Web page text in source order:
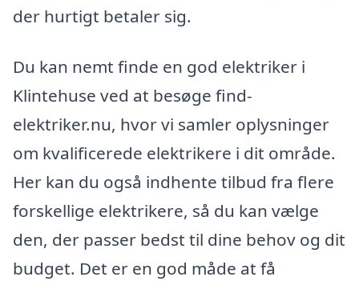
der hurtigt betaler sig.
Du kan nemt finde en god elektriker i
Klintehuse ved at besøge find-
elektriker.nu, hvor vi samler oplysninger
om kvalificerede elektrikere i dit område.
Her kan du også indhente tilbud fra flere
forskellige elektrikere, så du kan vælge
den, der passer bedst til dine behov og dit
budget. Det er en god måde at få